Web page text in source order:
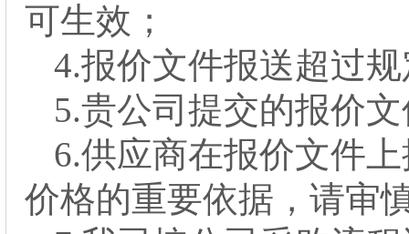
可生效；
4.报价文件报送超过
5.贵公司提交的报价
6.供应商在报价文件
价格的重要依据，请审